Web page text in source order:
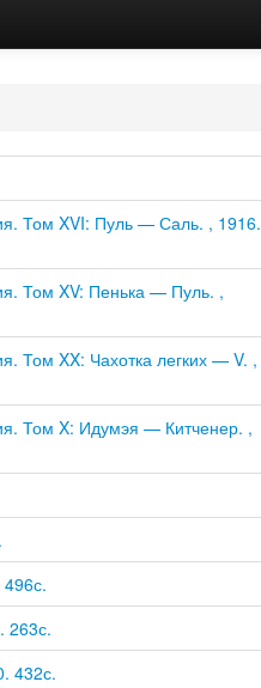
Том XVI: Пуль — Саль. , 1916.
Том XV: Пенька — Пуль. ,
Том XX: Чахотка легких — V. ,
Том X: Идумэя — Китченер. ,
263с.
432с.